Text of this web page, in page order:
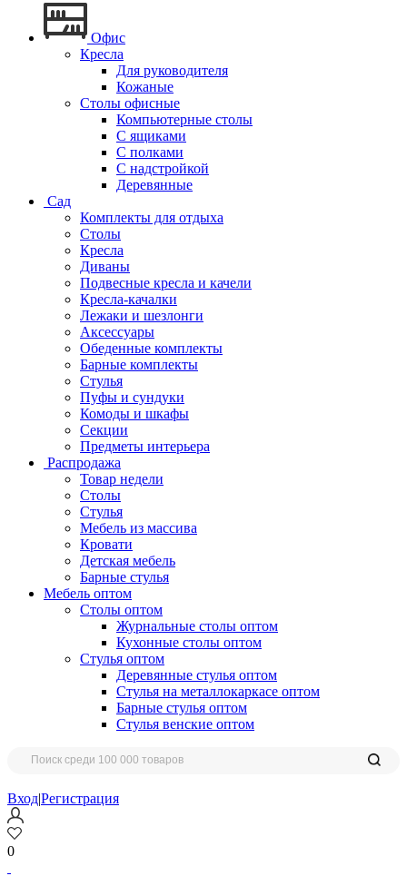
Офис
Кресла
Для руководителя
Кожаные
Столы офисные
Компьютерные столы
С ящиками
С полками
С надстройкой
Деревянные
Сад
Комплекты для отдыха
Столы
Кресла
Диваны
Подвесные кресла и качели
Кресла-качалки
Лежаки и шезлонги
Аксессуары
Обеденные комплекты
Барные комплекты
Стулья
Пуфы и сундуки
Комоды и шкафы
Секции
Предметы интерьера
Распродажа
Товар недели
Столы
Стулья
Мебель из массива
Кровати
Детская мебель
Барные стулья
Мебель оптом
Столы оптом
Журнальные столы оптом
Кухонные столы оптом
Стулья оптом
Деревянные стулья оптом
Стулья на металлокаркасе оптом
Барные стулья оптом
Стулья венские оптом
Вход|Регистрация
0